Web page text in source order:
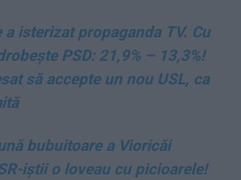
a isterizat propaganda TV. Cu
PSD: 21,9% – 13,3%!
să accepte un nou USL, ca
bubuitoare a Vioricăi
iștii o loveau cu picioarele!